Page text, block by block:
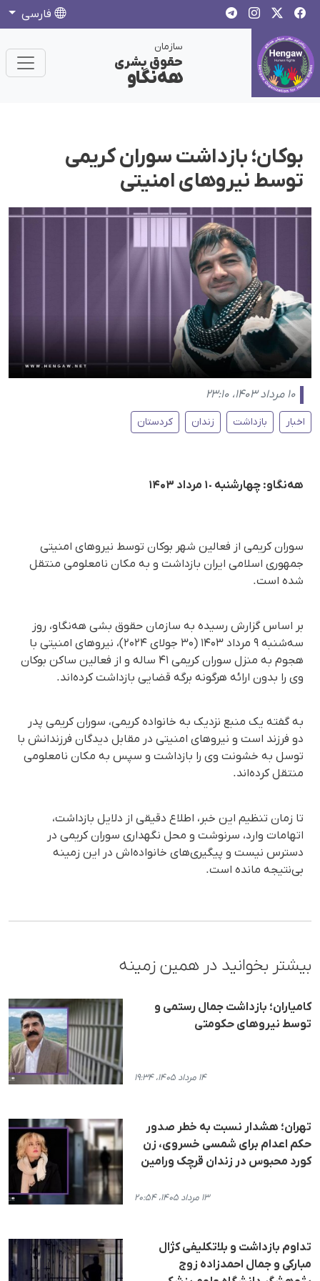
فارسی
سازمان
حقوق بشری
هەنگاو
بوکان؛ بازداشت سوران کریمی
توسط نیروهای امنیتی
۱۰ مرداد ۱۴۰۳، ۲۳:۱۰
اخبار بازداشت زندان کردستان
هه‌نگاو: چهارشنبه ١٠ مرداد ۱۴۰۳
سوران کریمی از فعالین شهر بوکان توسط نیروهای امنیتی
جمهوری اسلامی ایران بازداشت و به مکان نامعلومی منتقل
شده است.
بر اساس گزارش رسیده به سازمان حقوق بشی هه‌نگاو، روز
سه‌شنبه ۹ مرداد ۱۴۰۳ (۳۰ جولای ۲۰۲۴)، نیروهای امنیتی با
هجوم به منزل سوران کریمی ۴۱ ساله و از فعالین ساکن بوکان
وی را بدون ارائه هرگونه برگه قضایی بازداشت کرده‌اند.
به گفته یک منبع نزدیک به خانواده کریمی، سوران کریمی پدر
دو فرزند است و نیروهای امنیتی در مقابل دیدگان فرزندانش با
توسل به خشونت وی را بازداشت و سپس به مکان نامعلومی
منتقل کرده‌اند.
تا زمان تنظیم این خبر، اطلاع دقیقی از دلایل بازداشت،
اتهامات وارد، سرنوشت و محل نگهداری سوران کریمی در
دسترس نیست و پیگیری‌های خانواده‌اش در این زمینه
بی‌نتیجه مانده است.
بیشتر بخوانید در همین زمینه
کامیاران؛ بازداشت جمال رستمی و
توسط نیروهای حکومتی
۱۴ مرداد ۱۴۰۵، ۱۹:۳۴
تهران؛ هشدار نسبت به خطر صدور
حکم اعدام برای شمسی خسروی، زن
کورد محبوس در زندان قرچک ورامین
۱۳ مرداد ۱۴۰۵، ۲۰:۵۴
تداوم بازداشت و بلاتکلیفی کژال
مبارکی و جمال احمدزاده زوج